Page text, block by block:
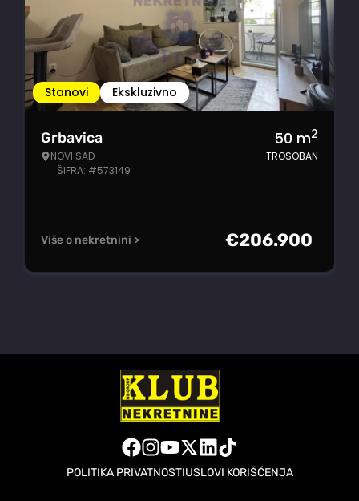
Stanovi Ekskluzivno
Grbavica
NOVI SAD
ŠIFRA: #573149
50 m2
TROSOBAN
Više o nekretnini > €206.900
POLITIKA PRIVATNOSTIUSLOVI KORIŠĆENJA